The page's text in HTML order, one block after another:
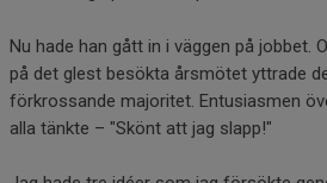
Nu hade han gått in i väggen på jobbet.
på det glest besökta årsmötet yttrade
förkrossande majoritet. Entusiasmen
alla tänkte – "Skönt att jag slapp!"